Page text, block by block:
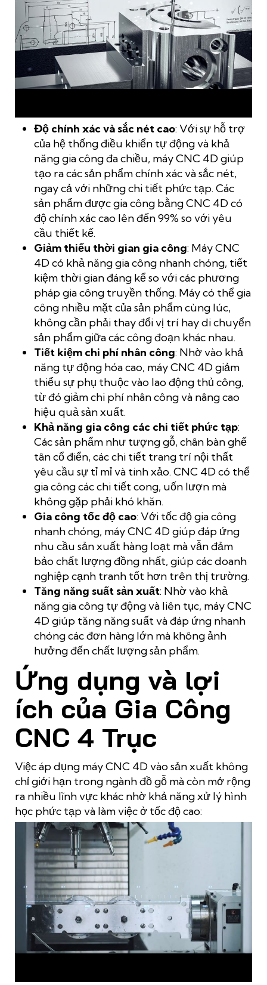
Độ chính xác và sắc nét cao: Với sự hỗ trợ
của hệ thống điều khiển tự động và khả
năng gia công đa chiều, máy CNC 4D giúp
tạo ra các sản phẩm chính xác và sắc nét,
ngay cả với những chi tiết phức tạp. Các
sản phẩm được gia công bằng CNC 4D có
độ chính xác cao lên đến 99% so với yêu
cầu thiết kế.
Giảm thiểu thời gian gia công: Máy CNC
4D có khả năng gia công nhanh chóng, tiết
kiệm thời gian đáng kể so với các phương
pháp gia công truyền thống. Máy có thể gia
công nhiều mặt của sản phẩm cùng lúc,
không cần phải thay đổi vị trí hay di chuyển
sản phẩm giữa các công đoạn khác nhau.
Tiết kiệm chi phí nhân công: Nhờ vào khả
năng tự động hóa cao, máy CNC 4D giảm
thiểu sự phụ thuộc vào lao động thủ công,
từ đó giảm chi phí nhân công và nâng cao
hiệu quả sản xuất.
Khả năng gia công các chi tiết phức tạp:
Các sản phẩm như tượng gỗ, chân bàn ghế
tân cổ điển, các chi tiết trang trí nội thất
yêu cầu sự tỉ mỉ và tinh xảo. CNC 4D có thể
gia công các chi tiết cong, uốn lượn mà
không gặp phải khó khăn.
Gia công tốc độ cao: Với tốc độ gia công
nhanh chóng, máy CNC 4D giúp đáp ứng
nhu cầu sản xuất hàng loạt mà vẫn đảm
bảo chất lượng đồng nhất, giúp các doanh
nghiệp cạnh tranh tốt hơn trên thị trường.
Tăng năng suất sản xuất: Nhờ vào khả
năng gia công tự động và liên tục, máy CNC
4D giúp tăng năng suất và đáp ứng nhanh
chóng các đơn hàng lớn mà không ảnh
hưởng đến chất lượng sản phẩm.
Ứng dụng và lợi
ích của Gia Công
CNC 4 Trục
Việc áp dụng máy CNC 4D vào sản xuất không
chỉ giới hạn trong ngành đồ gỗ mà còn mở rộng
ra nhiều lĩnh vực khác nhờ khả năng xử lý hình
học phức tạp và làm việc ở tốc độ cao: